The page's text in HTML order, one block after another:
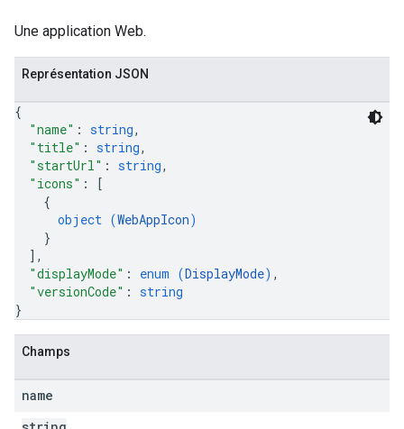
Une application Web.
Représentation JSON
{
"name" : string,
"title" : string,
"startUrl" : string,
"icons" :
[
{
object (WebAppIcon)
}
] ,
"displayMode" : enum (DisplayMode) ,
"versionCode" : string
}
Champs
name